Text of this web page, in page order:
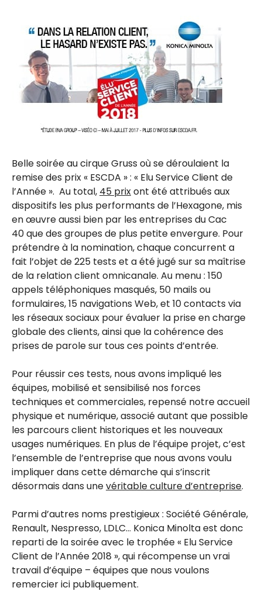
Belle soirée au cirque Gruss où se déroulaient la
remise des prix « ESCDA » : « Elu Service Client de
l’Année ». Au total, 45 prixont été attribués aux
dispositifs les plus performants de l’Hexagone, mis
en œuvre aussi bien par les entreprises du Cac
40 que des groupes de plus petite envergure. Pour
prétendre à la nomination, chaque concurrent a
fait l’objet de 225 tests et a été jugé sur sa maîtrise
de la relation client omnicanale. Au menu : 150
appels téléphoniques masqués, 50 mails ou
formulaires, 15 navigations Web, et 10 contacts via
les réseaux sociaux pour évaluer la prise en charge
globale des clients, ainsi que la cohérence des
prises de parole sur tous ces points d’entrée.
Pour réussir ces tests, nous avons impliqué les
équipes, mobilisé et sensibilisé nos forces
techniques et commerciales, repensé notre accueil
physique et numérique, associé autant que possible
les parcours client historiques et les nouveaux
usages numériques. En plus de l’équipe projet, c’est
l’ensemble de l’entreprise que nous avons voulu
impliquer dans cette démarche qui s’inscrit
désormais dans unevéritable culture d’entreprise.
Parmi d’autres noms prestigieux : Société Générale,
Renault, Nespresso, LDLC… Konica Minolta est donc
reparti de la soirée avec le trophée « Elu Service
Client de l’Année 2018 », qui récompense un vrai
travail d’équipe – équipes que nous voulons
remercier ici publiquement.